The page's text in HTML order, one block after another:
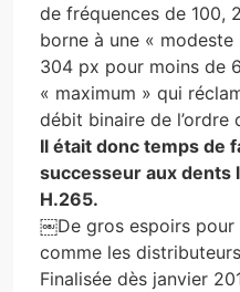
de fréquences de 100,
borne à une «
304 px pour moins de
« maximum » qui
débit binaire de l’ordre
Il était donc temps de
successeur aux dents
H.265.
￼De gros espoirs pour
comme les distributeurs
Finalisée dès janvier